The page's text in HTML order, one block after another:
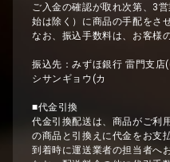
ご入金の確認が取れ次第、3
始は除く）に商品の手配をさ
なお、振込手数料は、お客様
振込先：みずほ銀行 雷門支
シサンギョウ(カ
■代金引換
代金引換配送は、商品がご利
の商品と引換えに代金をお支
到着時に運送業者の担当者へ